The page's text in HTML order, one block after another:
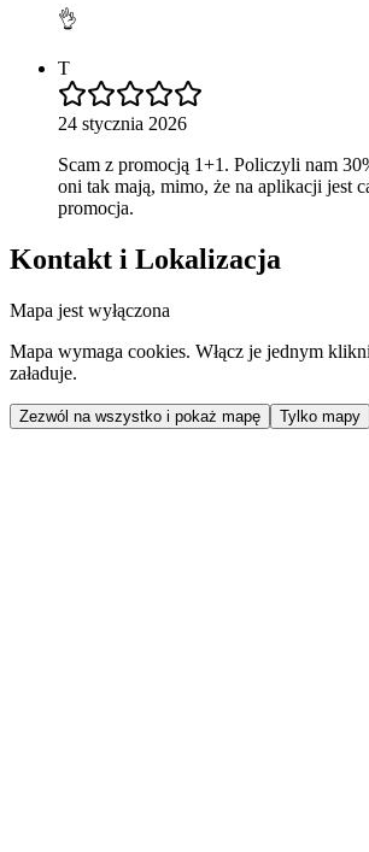
👌
T
24 stycznia 2026
Scam z promocją 1+1. Policzyli nam
oni tak mają, mimo, że na aplikacji jest
promocja.
Kontakt i Lokalizacja
Mapa jest wyłączona
Mapa wymaga cookies. Włącz je jednym
załaduje.
Zezwól na wszystko i pokaż mapę Tylko mapy